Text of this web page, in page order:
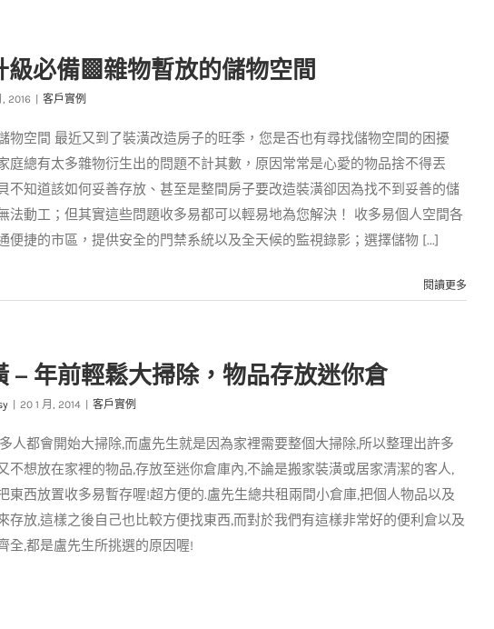
必備▩雜物暫放的儲物空間
, 2016 客戶實例
物空間 最近又到了裝潢改造房子的旺季，您是否也有尋找儲物空間的困擾
庭總有太多雜物衍生出的問題不計其數，原因常常是心愛的物品捨不得丟
不知道該如何妥善存放、甚至是整間房子要改造裝潢卻因為找不到妥善的儲
法動工；但其實這些問題收多易都可以輕易地為您解決！ 收多易個人空間各
便捷的市區，提供安全的門禁系統以及全天候的監視錄影；選擇儲物 [...]
閱讀更多
– 年前輕鬆大掃除，物品存放迷你倉
20 1 月, 2014 客戶實例
人都會開始大掃除,而盧先生就是因為家裡需要整個大掃除,所以整理出許多
不想放在家裡的物品,存放至迷你倉庫內,不論是搬家裝潢或居家清潔的客人,
東西放置收多易暫存喔!超方便的.盧先生總共租兩間小倉庫,把個人物品以及
存放,這樣之後自己也比較方便找東西,而對於我們有這樣非常好的便利倉以及
全,都是盧先生所挑選的原因喔!